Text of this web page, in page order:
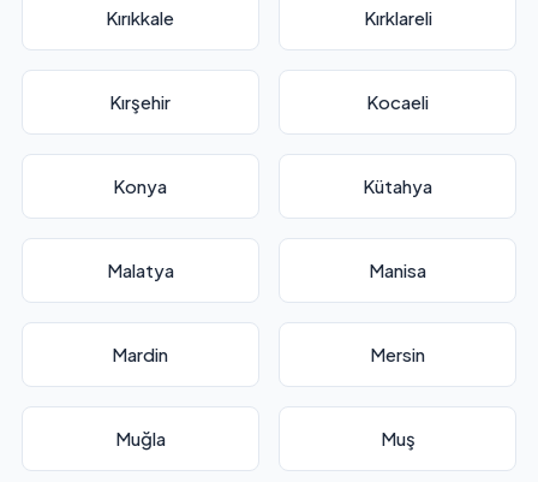
Kırıkkale Kırklareli
Kırşehir Kocaeli
Konya Kütahya
Malatya Manisa
Mardin Mersin
Muğla Muş